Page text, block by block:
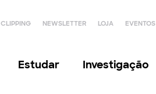
CLIPPING NEWSLETTER LOJA EVENTOS
Estudar Investigação